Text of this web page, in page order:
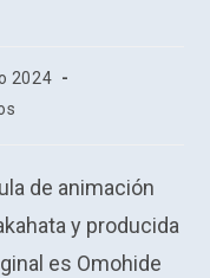
2024
de animación
y producida
es Omohide